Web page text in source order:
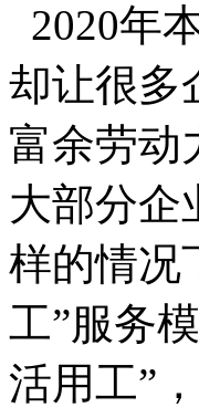
2020年
却让很多
富余劳动
大部分企
样的情况
工”服务
活用工”